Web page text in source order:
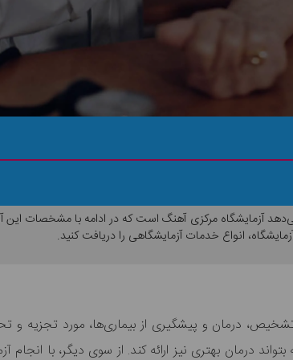
آزمایشگاه مرکزی آهنگ است که در ادامه با مشخصات این
انواع خدمات آزمایشگاهی را دریافت کنید.
درمان و پیشگیری از بیماری‌ها، مورد تجزیه و
درمان بهتری نیز ارائه کند. از سوی دیگر، با انجام